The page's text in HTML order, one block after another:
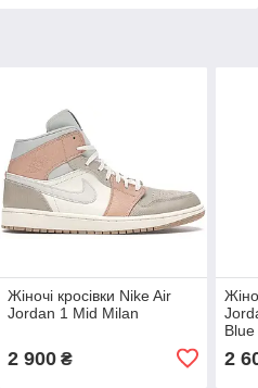
Жіночі кросівки Nike Air
Jordan 1 Mid Milan
2 900₴ 2